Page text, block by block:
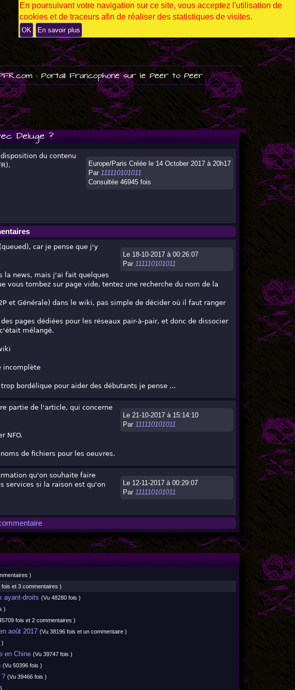
P
U
B
: Portail Francophone sur le Peer to Peer
Deluge ?
Europe/Paris Créée le 14 October 2017 à 20h17
Par 111110101011
Consultée 46945 fois
du contenu
Le 18-10-2017 à 00:26:07
Par 111110101011
car je pense que j'y
la news, mais j'ai fait quelques
vous tombez sur page vide, tentez une recherche du nom de la
et Générale) dans le wiki, pas simple de décider où il faut ranger
pages dédiées pour les réseaux pair-à-pair, et donc de dissocier
mélangé.
incomplète
bordélique pour aider des débutants je pense ...
Le 21-10-2017 à 15:14:10
Par 111110101011
partie de l'article, qui concerne
NFO.
de fichiers pour les oeuvres.
Le 12-11-2017 à 00:29:07
Par 111110101011
qu'on souhaite faire
services si la raison est qu'on
)
fois et 3 commentaires )
ayant-droits (Vu 48280 fois )
)
fois et 2 commentaires )
août 2017 (Vu 38196 fois et un commentaire )
)
en Chine (Vu 39747 fois )
(Vu 50396 fois )
? (Vu 39466 fois )
En poursuivant votre navigation sur ce site, vous acceptez l'utilisation de
cookies et de traceurs afin de réaliser des statistiques de visites.
OK En savoir plus